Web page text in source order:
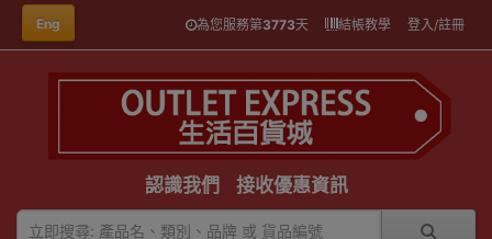
Eng 為您服務第3773天 結帳教學 登入/註冊
認識我們 接收優惠資訊